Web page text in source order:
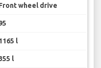
wheel drive
l
l